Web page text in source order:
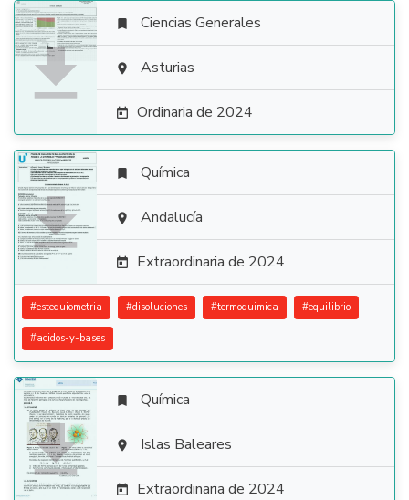

 Ciencias Generales
 Asturias
 Ordinaria de 2024

 Química
 Andalucía
 Extraordinaria de 2024
#estequiometria #disoluciones #termoquimica #equilibrio
#acidos-y-bases

 Química
 Islas Baleares
 Extraordinaria de 2024